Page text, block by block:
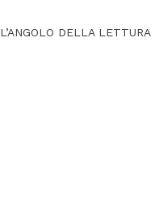
L’ANGOLO DELLA LETTURA